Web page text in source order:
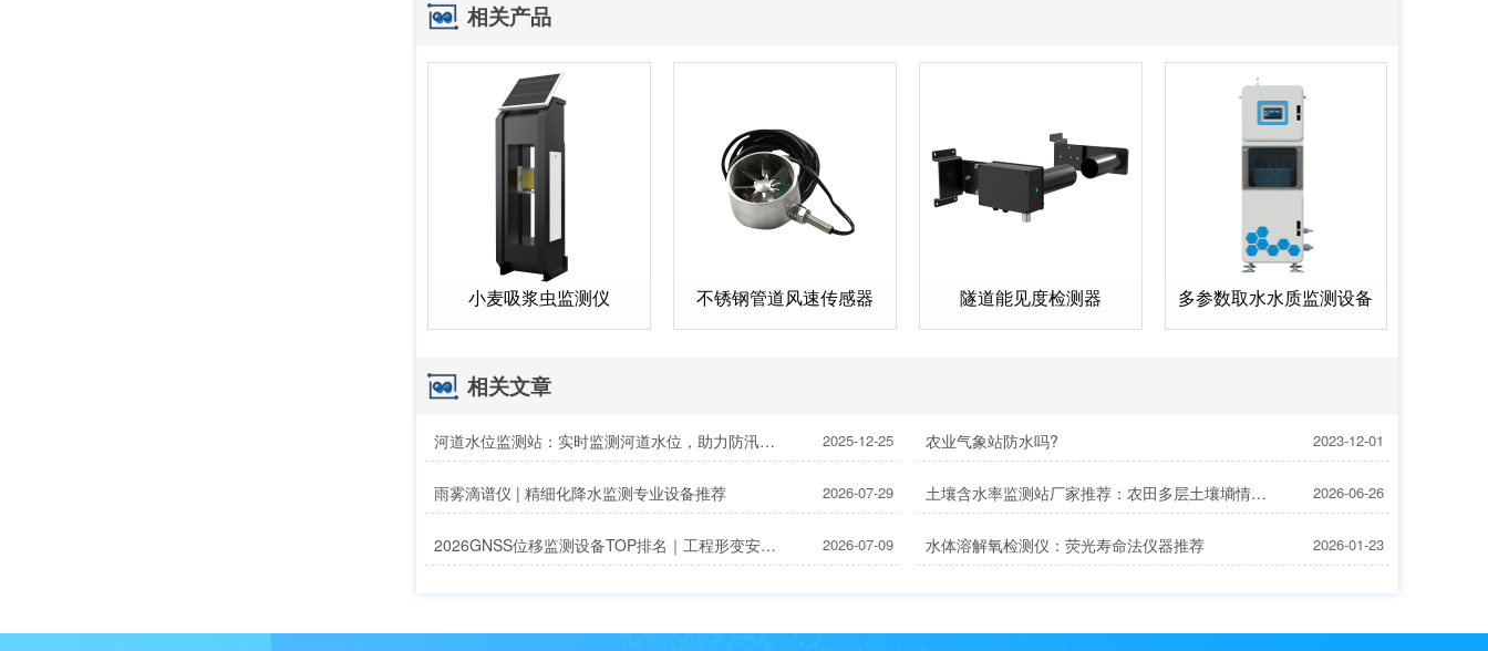
相关产品
小麦吸浆虫监测仪 不锈钢管道风速传感器 隧道能见度检测器 多参数取水水质监测设备
相关文章
河道水位监测站：实时监测河道水位，助力防汛减灾调度 2025-12-25 农业气象站防水吗? 2023-12-01
雨雾滴谱仪 | 精细化降水监测专业设备推荐 2026-07-29 土壤含水率监测站厂家推荐：农田多层土壤墒情自动监测设备 2026-06-26
2026GNSS位移监测设备TOP排名｜工程形变安全监测设备优选榜单 2026-07-09 水体溶解氧检测仪：荧光寿命法仪器推荐 2026-01-23